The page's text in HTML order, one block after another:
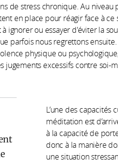
de stress chronique. Au niveau
en place pour réagir face à ce
ignorer ou essayer d'éviter la
parfois nous regrettons
physique ou
jugements excessifs contre soi-
L’une des capacités
méditation est
à la capacité de
donc à la manière
une situation